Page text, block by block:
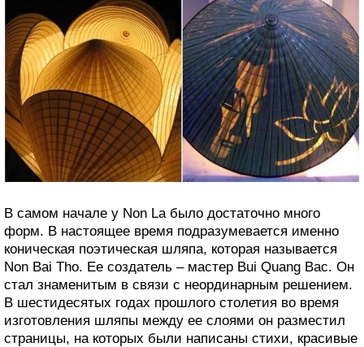
В самом начале у Non La было достаточно много
форм. В настоящее время подразумевается именно
коническая поэтическая шляпа, которая называется
Non Bai Tho. Ее создатель – мастер Bui Quang Bac. Он
стал знаменитым в связи с неординарным решением.
В шестидесятых годах прошлого столетия во время
изготовления шляпы между ее слоями он разместил
страницы, на которых были написаны стихи, красивые